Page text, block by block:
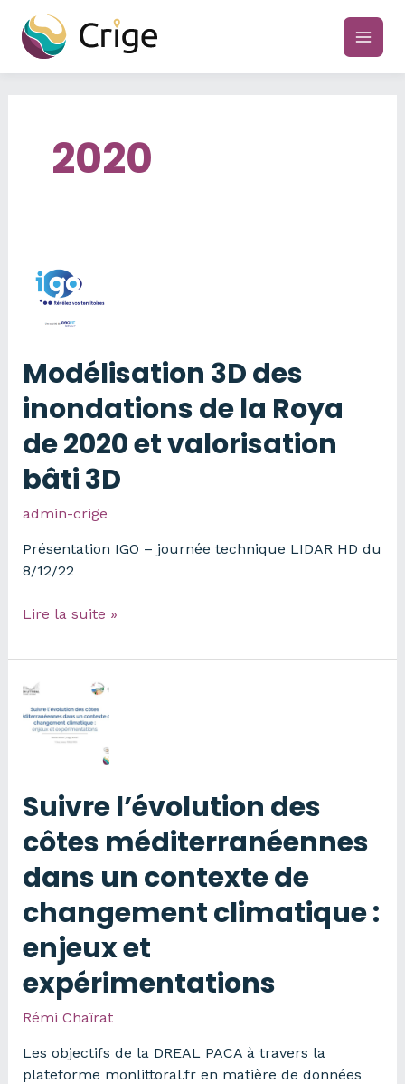
contenu
main
2020
Modélisation 3D des
inondations de la Roya
de 2020 et valorisation
bâti 3D
admin-crige
Présentation IGO – journée technique LIDAR HD du
8/12/22
Modélisation
des
inondations
de
la
Roya
et
valorisation
bâti
3D
Lire la suite »
Suivre l’évolution des
côtes méditerranéennes
dans un contexte de
changement climatique :
enjeux et
expérimentations
Rémi Chaïrat
Les objectifs de la DREAL PACA à travers la
plateforme monlittoral.fr en matière de données